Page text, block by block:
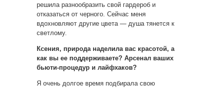
решила разнообразить свой гардероб и
отказаться от черного. Сейчас меня
вдохновляют другие цвета — душа тянется к
светлому.
Ксения, природа наделила вас красотой, а
как вы ее поддерживаете? Арсенал ваших
бьюти-процедур и лайфхаков?
Я очень долгое время подбирала свою